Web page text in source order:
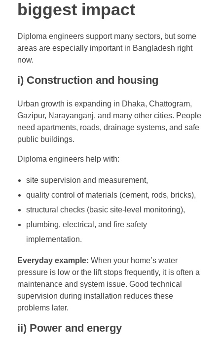
biggest impact
Diploma engineers support many sectors, but some
areas are especially important in Bangladesh right
now.
i) Construction and housing
Urban growth is expanding in Dhaka, Chattogram,
Gazipur, Narayanganj, and many other cities. People
need apartments, roads, drainage systems, and safe
public buildings.
Diploma engineers help with:
site supervision and measurement,
quality control of materials (cement, rods, bricks),
structural checks (basic site-level monitoring),
plumbing, electrical, and fire safety
implementation.
Everyday example: When your home’s water
pressure is low or the lift stops frequently, it is often a
maintenance and system issue. Good technical
supervision during installation reduces these
problems later.
ii) Power and energy